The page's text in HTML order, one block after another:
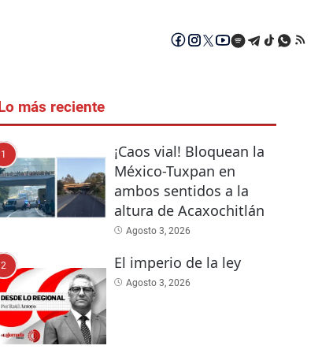
Lo más reciente
1
¡Caos vial! Bloquean la
México-Tuxpan en
ambos sentidos a la
altura de Acaxochitlán
Agosto 3, 2026
2 El imperio de la ley
Agosto 3, 2026